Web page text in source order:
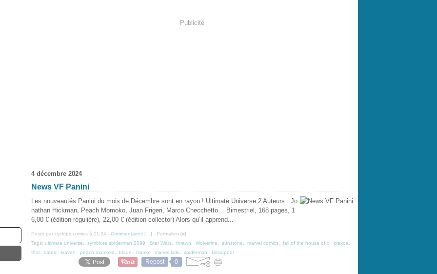
Publicité
4 décembre 2024
News VF Panini
Les nouveautés Panini du mois de Décembre sont en rayon ! Ultimate Universe 2 Auteurs : Jo
nathan Hickman, Peach Momoko, Juan Frigeri, Marco Checchetto… Bimestriel, 168 pages, 1
6,00 € (édition régulière), 22,00 € (édition collector) Alors qu’il apprend...
Posté par cyclops-comics à 11:24 - Commentaires [ ] - Permalien [#]
Tags: ultimate universe symbiote spiderman 2099 Star Wars thrawn Wolverine sunstone marvel comics fall of the house of x krakoa
thor, cates kraven peach momoko blade Namor, marvel kids spiderman Deadpool
Repost 0